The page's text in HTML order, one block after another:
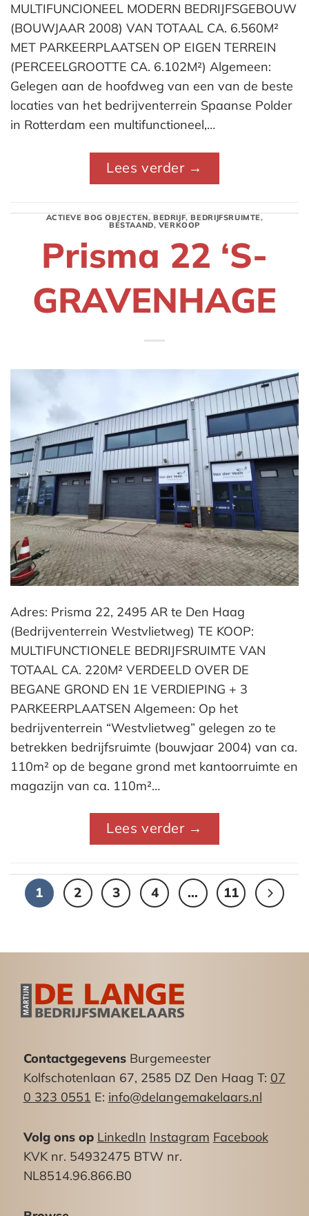
MULTIFUNCIONEEL MODERN BEDRIJFSGEBOUW
(BOUWJAAR 2008) VAN TOTAAL CA. 6.560M²
MET PARKEERPLAATSEN OP EIGEN TERREIN
(PERCEELGROOTTE CA. 6.102M²) Algemeen:
Gelegen aan de hoofdweg van een van de beste
locaties van het bedrijventerrein Spaanse Polder
in Rotterdam een multifunctioneel,…
Lees verder →
ACTIEVE BOG OBJECTEN, BEDRIJF,BEDRIJFSRUIMTE,
BESTAAND, VERKOOP
Prisma 22 ‘S-
GRAVENHAGE
Adres: Prisma 22, 2495 AR te Den Haag
(Bedrijventerrein Westvlietweg) TE KOOP:
MULTIFUNCTIONELE BEDRIJFSRUIMTE VAN
TOTAAL CA. 220M² VERDEELD OVER DE
BEGANE GROND EN 1E VERDIEPING + 3
PARKEERPLAATSEN Algemeen: Op het
bedrijventerrein “Westvlietweg” gelegen zo te
betrekken bedrijfsruimte (bouwjaar 2004) van ca.
110m² op de begane grond met kantoorruimte en
magazijn van ca. 110m²…
Lees verder →
1 2 3 4 … 11
ContactgegevensBurgemeester
Kolfschotenlaan 67, 2585 DZ Den Haag T: 07
0 323 0551 E: info@delangemakelaars.nl
Volg ons op LinkedIn Instagram Facebook
KVK nr. 54932475 BTW nr.
NL8514.96.866.B0